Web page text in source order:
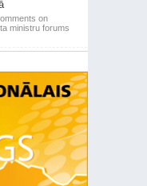
on
ministru forums